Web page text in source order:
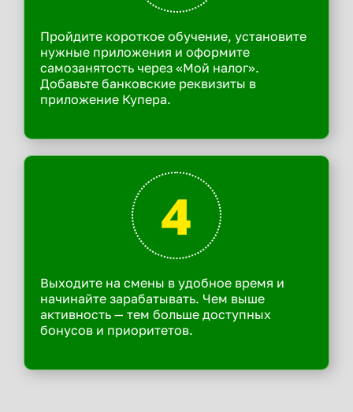
Пройдите короткое обучение, установите
нужные приложения и оформите
самозанятость через «Мой налог».
Добавьте банковские реквизиты в
приложение Купера.
4
Выходите на смены в удобное время и
начинайте зарабатывать. Чем выше
активность — тем больше доступных
бонусов и приоритетов.